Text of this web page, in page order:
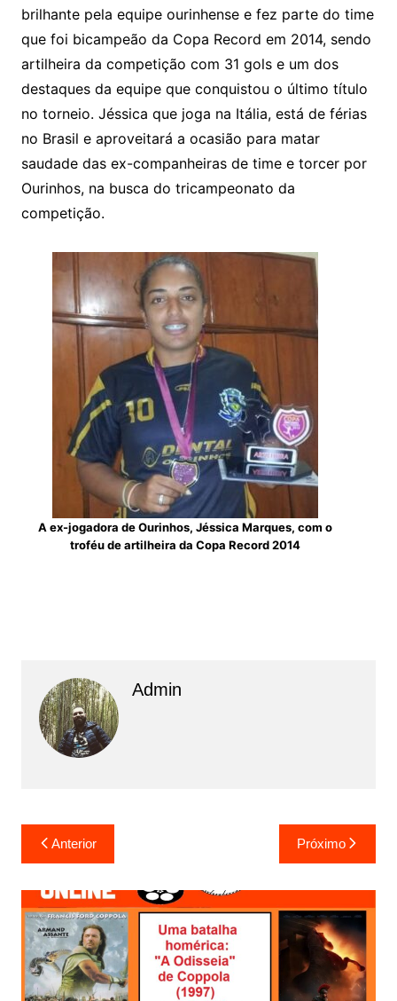
brilhante pela equipe ourinhense e fez parte do time
que foi bicampeão da Copa Record em 2014, sendo
artilheira da competição com 31 gols e um dos
destaques da equipe que conquistou o último título
no torneio. Jéssica que joga na Itália, está de férias
no Brasil e aproveitará a ocasião para matar
saudade das ex-companheiras de time e torcer por
Ourinhos, na busca do tricampeonato da
competição.
A ex-jogadora de Ourinhos, Jéssica Marques, com o
troféu de artilheira da Copa Record 2014
Admin
a
v
e
g
a
Anterior Próximo